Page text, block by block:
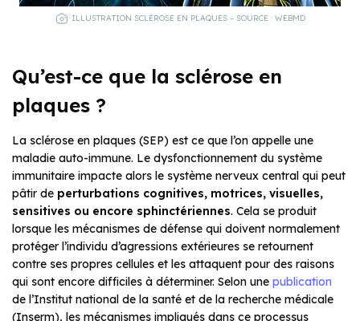
ILLUSTRATION SCLÉROSE EN PLAQUES – SOURCE : WEBMD
Qu’est-ce que la sclérose en
plaques ?
La sclérose en plaques (SEP) est ce que l’on appelle une
maladie auto-immune. Le dysfonctionnement du système
immunitaire impacte alors le système nerveux central qui peut
pâtir de perturbations cognitives, motrices, visuelles,
sensitives ou encore sphinctériennes. Cela se produit
lorsque les mécanismes de défense qui doivent normalement
protéger l’individu d’agressions extérieures se retournent
contre ses propres cellules et les attaquent pour des raisons
qui sont encore difficiles à déterminer. Selon une publication
de l’Institut national de la santé et de la recherche médicale
(Inserm), les mécanismes impliqués dans ce processus